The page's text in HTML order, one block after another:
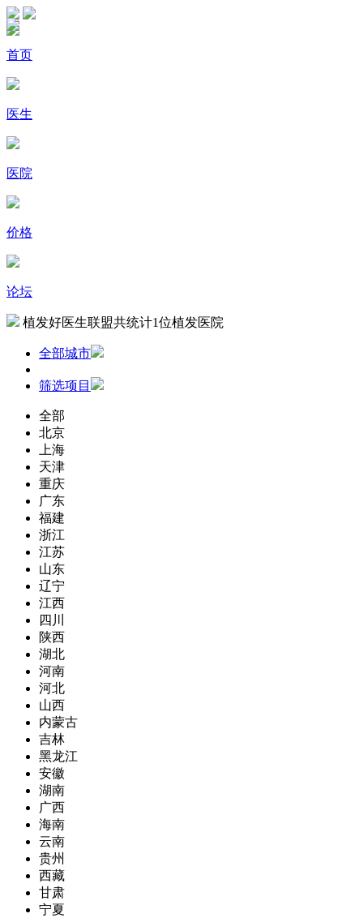
首页
医生
医院
价格
论坛
植发好医生联盟共统计1位植发医院
全部城市
筛选项目
全部
北京
上海
天津
重庆
广东
福建
浙江
江苏
山东
辽宁
江西
四川
陕西
湖北
河南
河北
山西
内蒙古
吉林
黑龙江
安徽
湖南
广西
海南
云南
贵州
西藏
甘肃
宁夏